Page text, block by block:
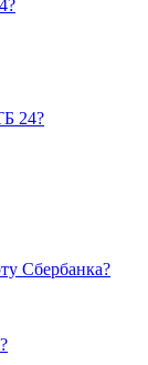
24?
Сбербанка?